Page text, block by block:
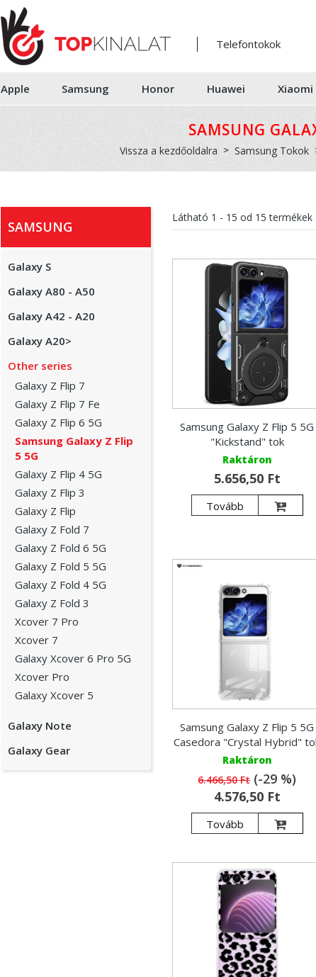
Telefontokok
Apple Samsung Honor Huawei Xiaomi
SAMSUNG
Vissza a kezdőoldalra Samsung Tokok
SAMSUNG
Galaxy S
Galaxy A80 - A50
Galaxy A42 - A20
Galaxy A20>
Other series
Galaxy Z Flip 7
Galaxy Z Flip 7 Fe
Galaxy Z Flip 6 5G
Samsung Galaxy Z Flip
5 5G
Galaxy Z Flip 4 5G
Galaxy Z Flip 3
Galaxy Z Flip
Galaxy Z Fold 7
Galaxy Z Fold 6 5G
Galaxy Z Fold 5 5G
Galaxy Z Fold 4 5G
Galaxy Z Fold 3
Xcover 7 Pro
Xcover 7
Galaxy Xcover 6 Pro 5G
Xcover Pro
Galaxy Xcover 5
Galaxy Note
Galaxy Gear
Látható 1 - 15 od 15 termékek
Samsung Galaxy Z Flip 5 5G
"Kickstand" tok
Raktáron
5.656,50 Ft
Tovább
Samsung Galaxy Z Flip 5 5G
Casedora "Crystal Hybrid"
Raktáron
6.466,50 Ft(-29 %)
4.576,50 Ft
Tovább